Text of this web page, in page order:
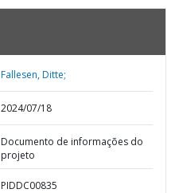
Fallesen, Ditte;
2024/07/18
Documento de informações do
projeto
PIDDC00835